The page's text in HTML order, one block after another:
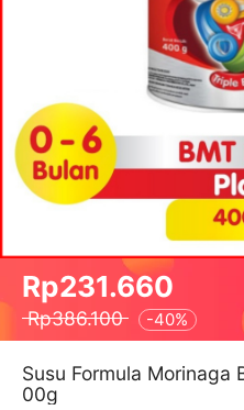
Rp231.660
Rp386.100 -40%
Susu Formula Morinaga
00g